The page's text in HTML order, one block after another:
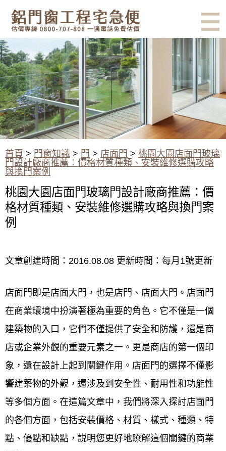
有鋁門窗的結露、隔熱、隔音問
題？找我們就對了！估價專線
0800-707-808
桃園大園店面門玻璃門設計廠商
推薦：價格材質種類、安裝維修
選購攻略與換門案例
首頁 > 門窗知識 > 門 > 店面門 > 桃園大園店面門玻璃
門設計廠商推薦：價格材質種類、安裝維修選購攻略
與換門案例
桃園大園店面門玻璃門設計廠商推薦：價
格材質種類、安裝維修選購攻略與換門案
例
店門,店面大門,店面落地門價格,店門價格,店面大門價
店面木門價格,店面落地門,店面玻璃門價格ptt,店面門,
店面大門設計,店面鋁門價格,店面玻璃門,店面落地玻
璃門,店面鋁門,店面玻璃門價格,店面玻璃門設計,
桃園大園店面門安裝、桃園大園店
面門保養、桃園大園店面門維修
桃園大園店面門安裝、保養、維修，均有專業的服務
人員到現場評估與業者討論，把多年來的專業經驗與
熱忱的服務帶給客戶，同時也是許多公家單位的指定
文章創建時間：2016.08.08 更新時間：每月1號更新
店面門即是店面大門，也是店門、店面大門。店面門
在商業環境中扮演著極為重要的角色。它不僅是一個
建築物的入口，它們不僅提供了安全和防護，還是商
店或企業外觀的重要元素之一。更是商店的第一個印
象，還在設計上起到關鍵作用。店面門的選擇不僅影
響建築物的外觀，還涉及到安全性、耐用性和功能性
等多個方面。在這篇文章中，我們將深入探討店面門
的各個方面，包括安裝價格、材質、樣式、種類、特
點、優點和缺點，説明您更好地瞭解這個關鍵的商業